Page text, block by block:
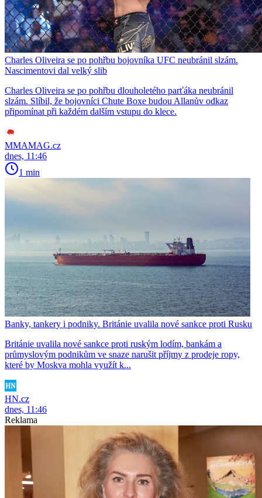
Charles Oliveira se po pohřbu bojovníka UFC neubránil slzám.
Nascimentovi dal velký slib
Charles Oliveira se po pohřbu dlouholetého parťáka neubránil
slzám. Slíbil, že bojovníci Chute Boxe budou Allanův odkaz
připomínat při každém dalším vstupu do klece.
MMAMAG.cz
dnes, 11:46
1 min
Banky, tankery i podniky. Británie uvalila nové sankce proti Rusku
Británie uvalila nové sankce proti ruským lodím, bankám a
průmyslovým podnikům ve snaze narušit příjmy z prodeje ropy,
které by Moskva mohla využít k...
HN.cz
dnes, 11:46
Reklama